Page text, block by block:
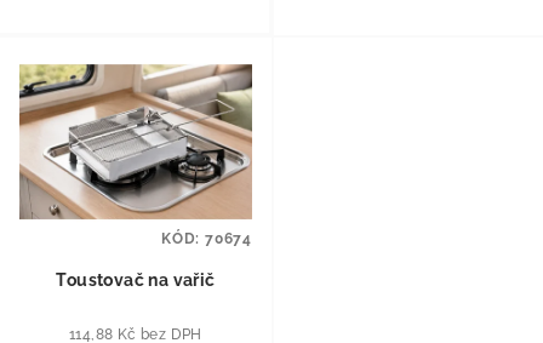
Toustovač na vařič
114,88 Kč bez DPH
KÓD: 70674